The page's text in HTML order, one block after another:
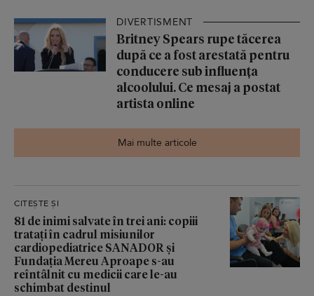
DIVERTISMENT
Britney Spears rupe tăcerea
după ce a fost arestată pentru
conducere sub influența
alcoolului. Ce mesaj a postat
artista online
Mai multe articole
CITEȘTE ȘI
81 de inimi salvate în trei ani: copiii
tratați în cadrul misiunilor
cardiopediatrice SANADOR și
Fundația Mereu Aproape s-au
reîntâlnit cu medicii care le-au
schimbat destinul